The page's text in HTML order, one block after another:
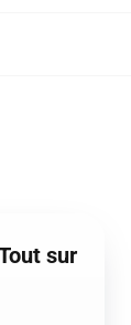
sur